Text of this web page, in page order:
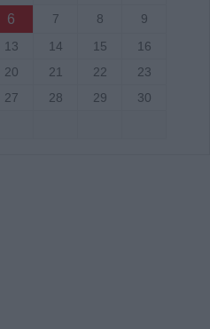
6 7 8
9
13 14 15
16
20 21 22
23
27 28 29
30